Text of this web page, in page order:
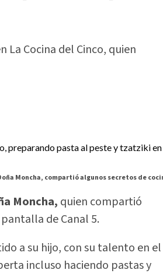
La Cocina del Cinco, quien
Moncha, compartió algunos secretos de
Moncha, quien compartió
de Canal 5.
a su hijo, con su talento en el
incluso haciendo pastas y